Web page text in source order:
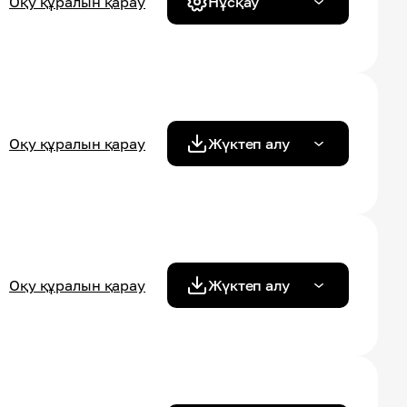
Оқу құралын қарау Жүктеп алу
Оқу құралын қарау Жүктеп алу